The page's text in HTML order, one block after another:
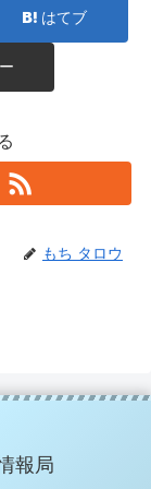
はてブ
もち タロウ
報局